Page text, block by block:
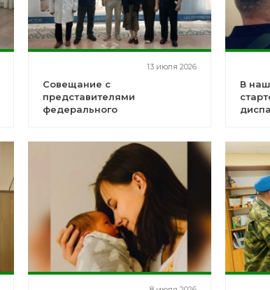
13 июля 2026
Совещание с
представителями
федерального
В